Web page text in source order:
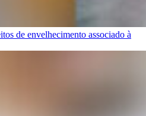
de envelhecimento associado à